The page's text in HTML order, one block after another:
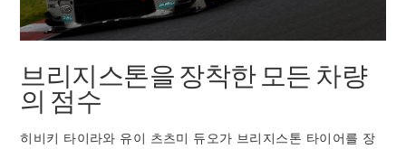
브리지스톤을 장착한 모든 차량
의 점수
히비키 타이라와 유이 츠츠미 듀오가 브리지스톤 타이어를 장